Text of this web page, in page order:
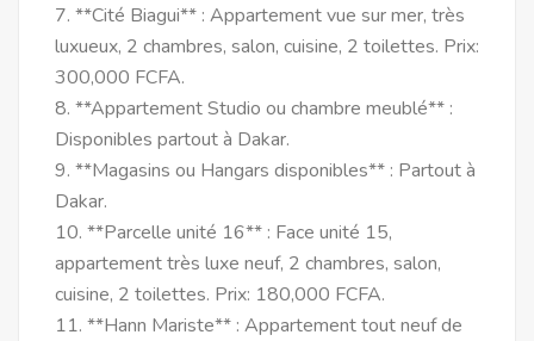
7. **Cité Biagui** : Appartement vue sur mer, très
luxueux, 2 chambres, salon, cuisine, 2 toilettes. Prix:
300,000 FCFA.
8. **Appartement Studio ou chambre meublé** :
Disponibles partout à Dakar.
9. **Magasins ou Hangars disponibles** : Partout à
Dakar.
10. **Parcelle unité 16** : Face unité 15,
appartement très luxe neuf, 2 chambres, salon,
cuisine, 2 toilettes. Prix: 180,000 FCFA.
11. **Hann Mariste** : Appartement tout neuf de